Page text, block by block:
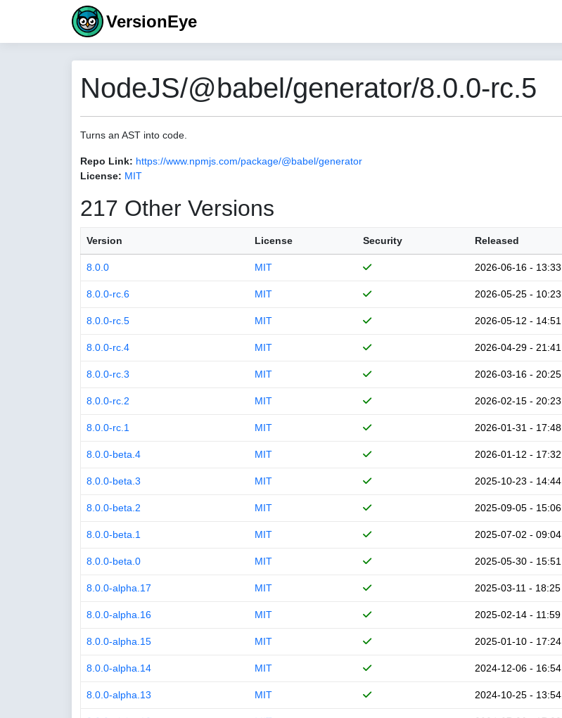
VersionEye
NodeJS/@babel/generator/8.0.0-rc.5
Turns an AST into code.
Repo Link: https://www.npmjs.com/package/@babel/generator
License: MIT
217 Other Versions
Version License Security Released
8.0.0 MIT 2026-06-16 - 13:33
8.0.0-rc.6 MIT 2026-05-25 - 10:23
8.0.0-rc.5 MIT 2026-05-12 - 14:51
8.0.0-rc.4 MIT 2026-04-29 - 21:41
8.0.0-rc.3 MIT 2026-03-16 - 20:25
8.0.0-rc.2 MIT 2026-02-15 - 20:23
8.0.0-rc.1 MIT 2026-01-31 - 17:48
8.0.0-beta.4 MIT 2026-01-12 - 17:32
8.0.0-beta.3 MIT 2025-10-23 - 14:44
8.0.0-beta.2 MIT 2025-09-05 - 15:06
8.0.0-beta.1 MIT 2025-07-02 - 09:04
8.0.0-beta.0 MIT 2025-05-30 - 15:51
8.0.0-alpha.17 MIT 2025-03-11 - 18:25
8.0.0-alpha.16 MIT 2025-02-14 - 11:59
8.0.0-alpha.15 MIT 2025-01-10 - 17:24
8.0.0-alpha.14 MIT 2024-12-06 - 16:54
8.0.0-alpha.13 MIT 2024-10-25 - 13:54